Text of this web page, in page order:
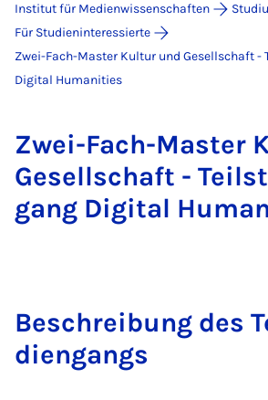
Institut für Medienwissenschaften
Für Studieninteressierte
Zwei-Fach-Master Kultur und Gesellschaft -
Digital Humanities
Zwei-Fach-Mas­ter
Ge­sell­schaft -
gang Di­gi­tal
Be­schrei­bung des
dien­gangs